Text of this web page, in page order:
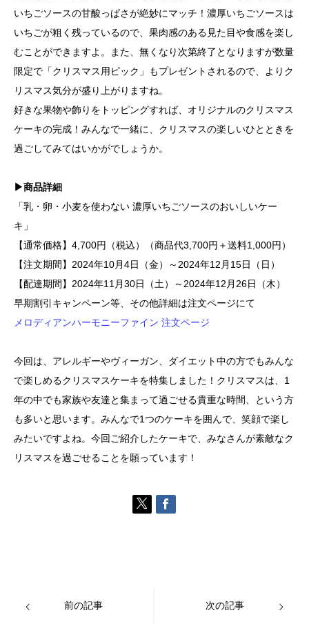
いちごソースの甘酸っぱさが絶妙にマッチ！濃厚いちごソースは
いちごが粗く残っているので、果肉感のある見た目や食感を楽し
むことができますよ。また、無くなり次第終了となりますが数量
限定で「クリスマス用ピック」もプレゼントされるので、よりク
リスマス気分が盛り上がりますね。
好きな果物や飾りをトッピングすれば、オリジナルのクリスマス
ケーキの完成！みんなで一緒に、クリスマスの楽しいひとときを
過ごしてみてはいかがでしょうか。
▶商品詳細
「乳・卵・小麦を使わない 濃厚いちごソースのおいしいケー
キ」
【通常価格】4,700円（税込）（商品代3,700円＋送料1,000円）
【注文期間】2024年10月4日（金）～2024年12月15日（日）
【配達期間】2024年11月30日（土）～2024年12月26日（木）
早期割引キャンペーン等、その他詳細は注文ページにて
メロディアンハーモニーファイン 注文ページ
今回は、アレルギーやヴィーガン、ダイエット中の方でもみんな
で楽しめるクリスマスケーキを特集しました！クリスマスは、1
年の中でも家族や友達と集まって過ごせる貴重な時間、という方
も多いと思います。みんなで1つのケーキを囲んで、笑顔で楽し
みたいですよね。今回ご紹介したケーキで、みなさんが素敵なク
リスマスを過ごせることを願っています！
前の記事 次の記事